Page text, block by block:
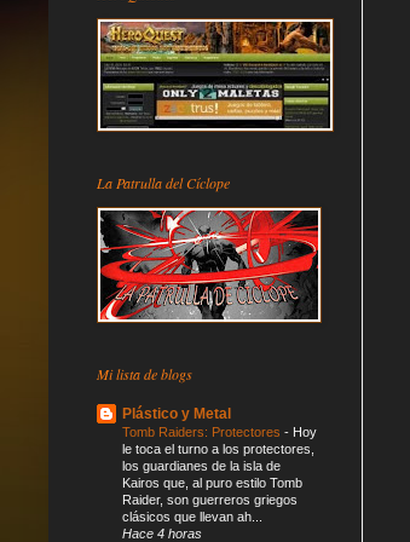
La Patrulla del Cíclope
Mi lista de blogs
Plástico y Metal
Tomb Raiders: Protectores - Hoy
le toca el turno a los protectores,
los guardianes de la isla de
Kairos que, al puro estilo Tomb
Raider, son guerreros griegos
clásicos que llevan ah...
Hace 4 horas